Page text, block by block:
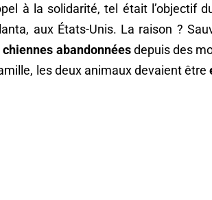
à la solidarité, tel était l’objectif
aux États-Unis. La raison ?
abandonnéesdepuis des
les deux animaux devaient être